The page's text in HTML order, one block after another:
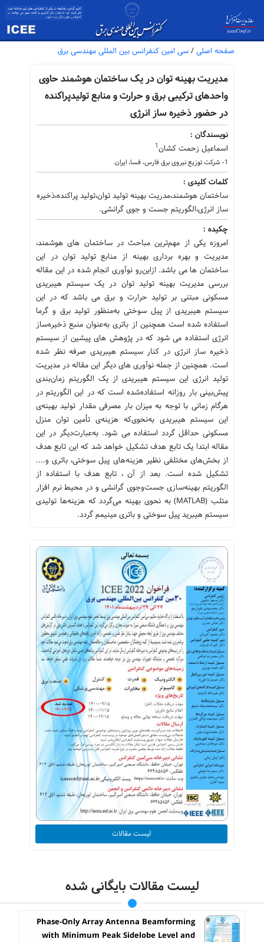
صفحه اصلی / سی امین کنفرانس بین المللی مهندسی برق
مدیریت بهینه توان در یک ساختمان هوشمند حاوی
واحدهای ترکیبی برق و حرارت و منابع تولیدپراکنده
در حضور ذخیره ساز انرژی
نویسندگان :
اسماعیل زحمت کشان1
1- شرکت توزیع نیروی برق فارس، فسا، ایران.
کلمات کلیدی :
ساختمان هوشمند،مدریت بهینه تولید توان،تولید پراکنده،ذخیره
ساز انرژی،الگوریتم جست و جوی گرانشی.
چکیده :
امروزه یکی از مهم‌ترین مباحث در ساختمان های هوشمند،
مدیریت و بهره برداری بهینه از منابع تولید توان در این
ساختمان ها می باشد. ازاین‌رو نوآوری انجام شده در این مقاله
بررسی مدیریت بهینه تولید توان در یک سیستم هیبریدی
مسکونی مبتنی بر تولید حرارت و برق می باشد که در این
سیستم هیبریدی از پیل سوختی به‌منظور تولید برق و گرما
استفاده ‌شده است همچنین از باتری به‌عنوان منبع ذخیره‌ساز
انرژی استفاده می شود که در پژوهش های پیشین از سیستم
ذخیره ساز انرژی در کنار سیستم هیبریدی صرفه نظر شده
است. همچنین از جمله نوآوری های دیگر این مقاله در مدیریت
تولید انرژی این سیستم هیبریدی از یک الگوریتم زمان‌بندی
پیش‌بینی بار روزانه استفاده‌شده است که در این الگوریتم در
هرگام زمانی با توجه به میزان بار مصرفی مقدار تولید بهینه‌ی
این سیستم هیبریدی به‌نحوی‌که هزینه‌ی تأمین توان منزل
مسکونی حداقل گردد استفاده می شود. به‌عبارت‌دیگر در این
مقاله ابتدا یک تابع هدف تشکیل خواهد شد که این تابع هدف
از بخش‌های مختلفی نظیر هزینه‌های پیل سوختی، باتری و....
تشکیل شده است. بعد از آن ، تابع هدف با استفاده از
الگوریتم بهینه‌سازی جست‌وجوی گرانشی و در محیط نرم افزار
متلب (MATLAB) به نحوی بهینه می‌گردد که هزینه‌ها تولیدی
سیستم هیبرید پیل سوختی و باتری مینیمم گردد.
لیست مقالات
لیست مقالات بایگانی شده
Phase-Only Array Antenna Beamforming
with Minimum Peak Sidelobe Level and